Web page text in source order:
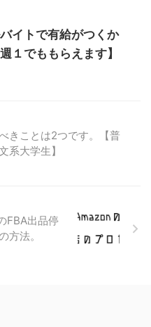
イトで有給がつくか
１でももらえます】
きことは2つです。【普
系大学生】
FBA出品停
方法。